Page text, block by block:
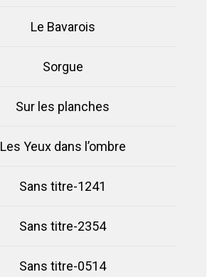
Le Bavarois
Sorgue
Sur les planches
Les Yeux dans l’ombre
Sans titre-1241
Sans titre-2354
Sans titre-0514